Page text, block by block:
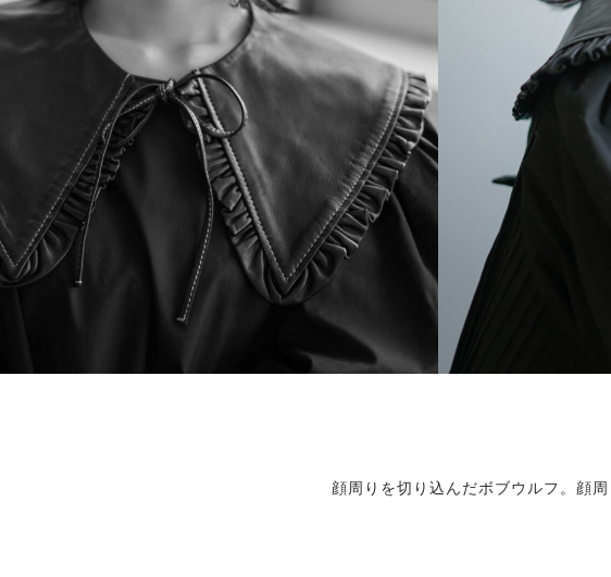
顔周りを切り込んだボブウルフ。顔